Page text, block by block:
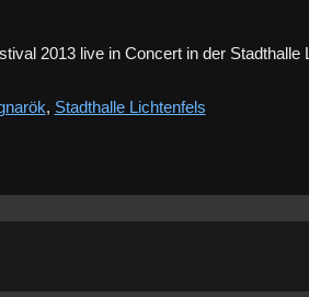
2013 live in Concert in der Stadthalle
, Stadthalle Lichtenfels